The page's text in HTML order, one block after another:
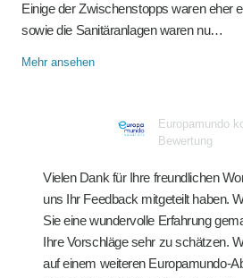
Einige der Zwischenstopps waren eher
sowie die Sanitäranlagen waren nu…
Mehr ansehen
Europamundo
Bewertung
Vielen Dank für Ihre freundlichen
uns Ihr Feedback mitgeteilt haben.
Sie eine wundervolle Erfahrung
Ihre Vorschläge sehr zu schätzen.
auf einem weiteren Europamundo-